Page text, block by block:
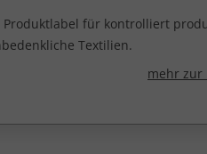
Produktlabel für kontrolliert
Textilien.
mehr zur